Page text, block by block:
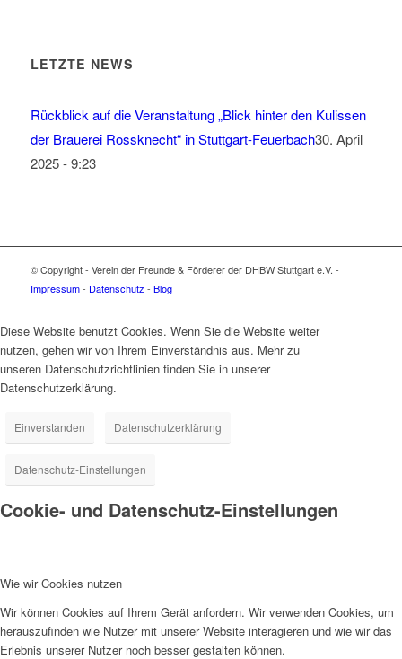
LETZTE NEWS
Rückblick auf die Veranstaltung „Blick hinter den Kulissen
der Brauerei Rossknecht“ in Stuttgart-Feuerbach30. April
2025 - 9:23
© Copyright - Verein der Freunde & Förderer der DHBW Stuttgart e.V. -
Impressum- Datenschutz - Blog
Diese Website benutzt Cookies. Wenn Sie die Website weiter
nutzen, gehen wir von Ihrem Einverständnis aus. Mehr zu
unseren Datenschutzrichtlinien finden Sie in unserer
Datenschutzerklärung.
Einverstanden Datenschutzerklärung
Datenschutz-Einstellungen
Cookie- und Datenschutz-Einstellungen
Wie wir Cookies nutzen
Wir können Cookies auf Ihrem Gerät anfordern. Wir verwenden Cookies, um
herauszufinden wie Nutzer mit unserer Website interagieren und wie wir das
Erlebnis unserer Nutzer noch besser gestalten können.